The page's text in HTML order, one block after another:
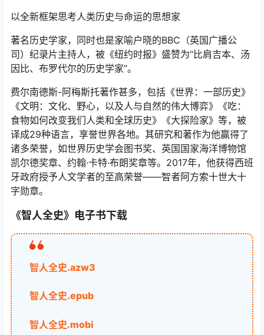
以全新框架思考人类历史与命运的思想家
著名历史学家，同时也是家喻户晓的BBC（英国广播公
司）纪录片主持人，被《纽约时报》盛赞为“比肩吉本、汤
因比、布罗代尔的历史学家”。
费尔南德斯-阿梅斯托著作甚多，包括《世界：一部历史》
《文明：文化、野心，以及人与自然的伟大博弈》《吃：
食物如何改变我们人类和全球历史》《大探险家》等，被
译成29种语言，享誉世界各地。其研究和著作为他赢得了
诸多荣誉，如世界历史学会图书奖、英国国家海洋博物馆
凯尔德奖章、约翰·卡特·布朗奖章等。2017年，他获得西班
牙政府授予人文学者的至高荣誉——智者阿方索十世大十
字勋章。
《智人全史》电子书下载
智人全史.azw3
智人全史.epub
智人全史.mobi